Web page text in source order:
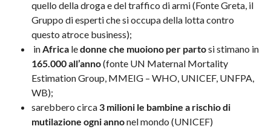
quello della droga e del traffico di armi (Fonte Greta, il
Gruppo di esperti che si occupa della lotta contro
questo atroce business);
in Africa ledonne che muoiono per partosi stimano in
165.000 all’anno(fonte UN Maternal Mortality
Estimation Group, MMEIG – WHO, UNICEF, UNFPA,
WB);
sarebbero circa 3 milioni le bambine a rischio di
mutilazione ogni annonel mondo (UNICEF)